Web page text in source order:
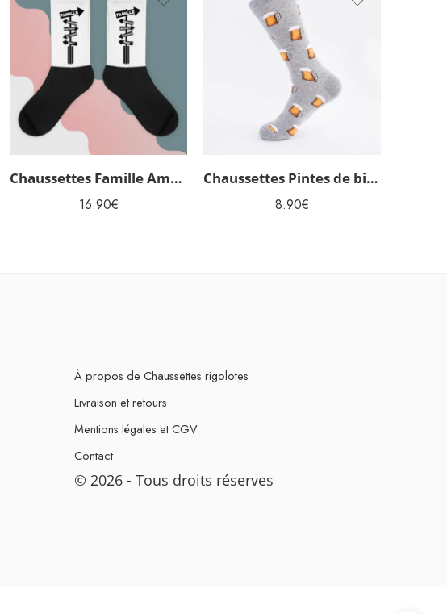
Chaussettes Famille Amour Bonheur
16.90€
Chaussettes Pintes de bière humoristiques homme
8.90€
À propos de Chaussettes rigolotes
Livraison et retours
Mentions légales et CGV
Contact
© 2026 - Tous droits réserves